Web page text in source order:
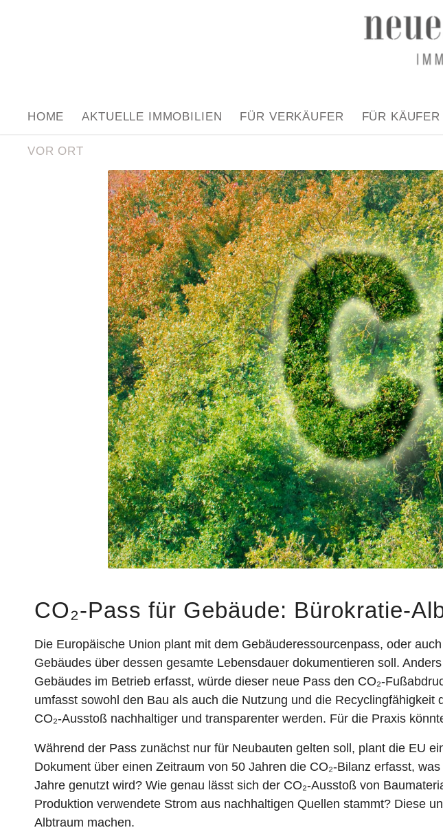
HOME AKTUELLE IMMOBILIEN FÜR VERKÄUFER FÜR KÄUFER
VOR ORT
CO₂-Pass für Gebäude: Bürokratie-
Die Europäische Union plant mit dem Gebäuderessourcenpass, oder
Gebäudes über dessen gesamte Lebensdauer dokumentieren soll.
Gebäudes im Betrieb erfasst, würde dieser neue Pass den CO₂-
umfasst sowohl den Bau als auch die Nutzung und die
CO₂-Ausstoß nachhaltiger und transparenter werden. Für die Praxis
Während der Pass zunächst nur für Neubauten gelten soll, plant die EU
Dokument über einen Zeitraum von 50 Jahren die CO₂-Bilanz erfasst,
Jahre genutzt wird? Wie genau lässt sich der CO₂-Ausstoß von
Produktion verwendete Strom aus nachhaltigen Quellen stammt? Diese
Albtraum machen.